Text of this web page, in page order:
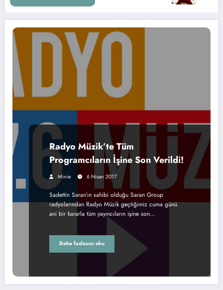
Radyo Müzik’te Tüm
Programcıların İşine Son Verildi!
Minie 6 Nisan 2017
Sadettin Saran’ın sahibi olduğu Saran Group
radyolarından Radyo Müzik geçtiğimiz cuma günü
ani bir kararla tüm yayıncıların işine son…
Daha fazlasını oku